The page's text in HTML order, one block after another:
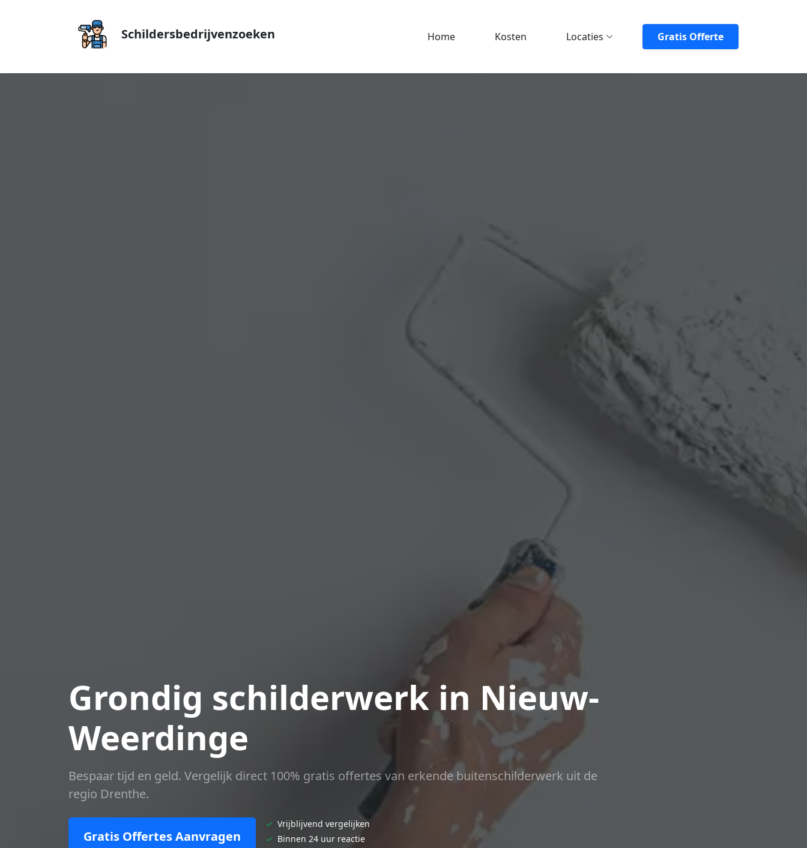
Schildersbedrijvenzoeken Home Kosten Locaties Gratis Offerte
Grondig schilderwerk in Nieuw-
Weerdinge
Bespaar tijd en geld. Vergelijk direct 100% gratis offertes van erkende buitenschilderwerk uit de
regio Drenthe.
Gratis Offertes Aanvragen
✓ Vrijblijvend vergelijken
✓ Binnen 24 uur reactie